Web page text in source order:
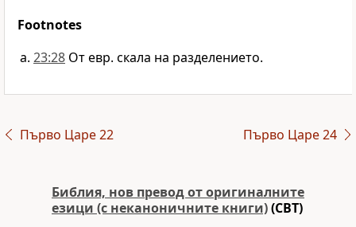
Footnotes
23:28 От евр. скала на разделението.
Първо Царе 22 Първо Царе 24
Библия, нов превод от оригиналните
езици (с неканоничните книги)(CBT)